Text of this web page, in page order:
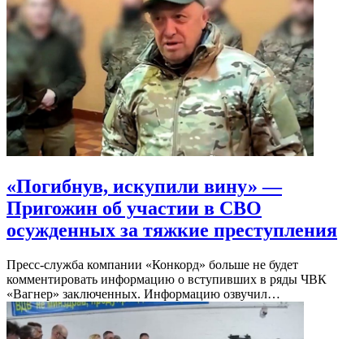
«Погибнув, искупили вину» —
Пригожин об участии в СВО
осужденных за тяжкие преступления
Пресс-служба компании «Конкорд» больше не будет
комментировать информацию о вступивших в ряды ЧВК
«Вагнер» заключенных. Информацию озвучил…